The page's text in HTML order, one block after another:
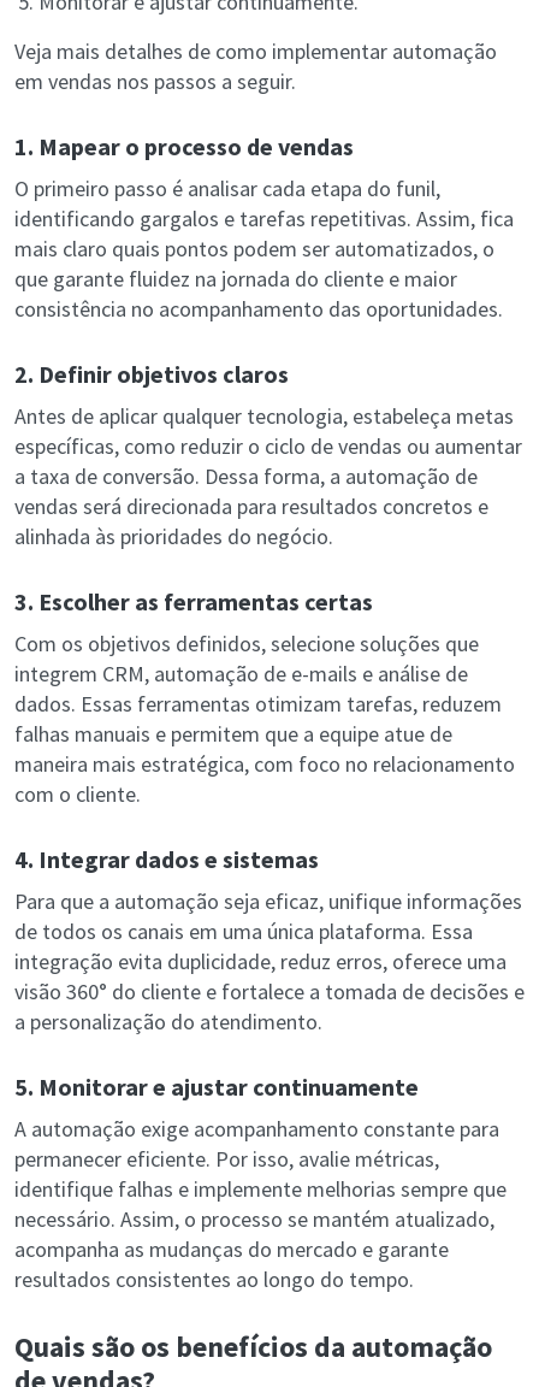
Veja mais detalhes de como implementar automação
em vendas nos passos a seguir.
1. Mapear o processo de vendas
O primeiro passo é analisar cada etapa do funil,
identificando gargalos e tarefas repetitivas. Assim, fica
mais claro quais pontos podem ser automatizados, o
que garante fluidez na jornada do cliente e maior
consistência no acompanhamento das oportunidades.
2. Definir objetivos claros
Antes de aplicar qualquer tecnologia, estabeleça metas
específicas, como reduzir o ciclo de vendas ou aumentar
a taxa de conversão. Dessa forma, a automação de
vendas será direcionada para resultados concretos e
alinhada às prioridades do negócio.
3. Escolher as ferramentas certas
Com os objetivos definidos, selecione soluções que
integrem CRM, automação de e-mails e análise de
dados. Essas ferramentas otimizam tarefas, reduzem
falhas manuais e permitem que a equipe atue de
maneira mais estratégica, com foco no relacionamento
com o cliente.
4. Integrar dados e sistemas
Para que a automação seja eficaz, unifique informações
de todos os canais em uma única plataforma. Essa
integração evita duplicidade, reduz erros, oferece uma
visão 360° do cliente e fortalece a tomada de decisões e
a personalização do atendimento.
5. Monitorar e ajustar continuamente
A automação exige acompanhamento constante para
permanecer eficiente. Por isso, avalie métricas,
identifique falhas e implemente melhorias sempre que
necessário. Assim, o processo se mantém atualizado,
acompanha as mudanças do mercado e garante
resultados consistentes ao longo do tempo.
Quais são os benefícios da automação